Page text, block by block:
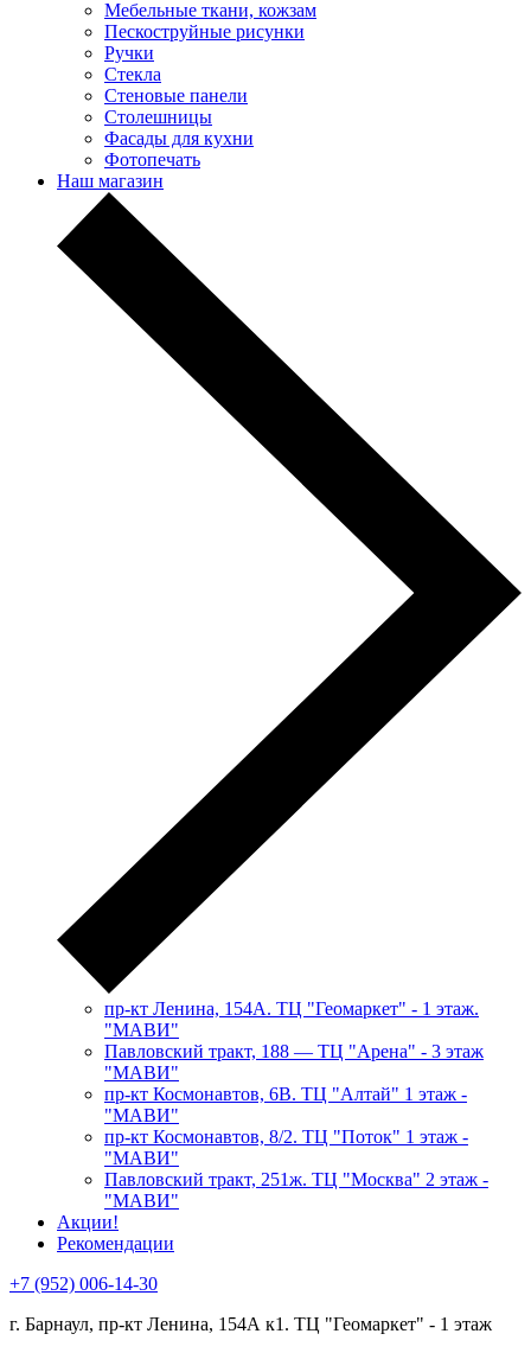
Мебельные ткани, кожзам
Пескоструйные рисунки
Ручки
Стекла
Стеновые панели
Столешницы
Фасады для кухни
Фотопечать
Наш магазин
пр-кт Ленина, 154А. ТЦ "Геомаркет" - 1 этаж.
"МАВИ"
​Павловский тракт, 188 — ТЦ "Арена" - 3 этаж
"МАВИ"
пр-кт Космонавтов, 6В. ТЦ "Алтай" 1 этаж -
"МАВИ"
пр-кт Космонавтов, 8/2. ТЦ "Поток" 1 этаж -
"МАВИ"
Павловский тракт, 251ж. ТЦ "Москва" 2 этаж -
"МАВИ"
Акции!
Рекомендации
+7 (952) 006-14-30
г. Барнаул, пр-кт Ленина, 154А к1. ТЦ "Геомаркет" - 1 этаж